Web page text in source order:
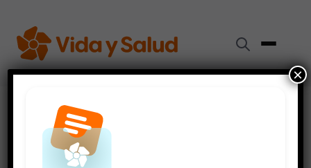
sistema cardiaco
7 artículos
×